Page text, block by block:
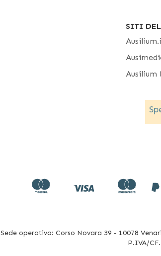
SITI
Ausilium
Sede operativa: Corso Novara 39 - 10078
P.IVA/